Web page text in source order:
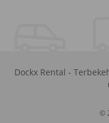
Dockx Rental -
©